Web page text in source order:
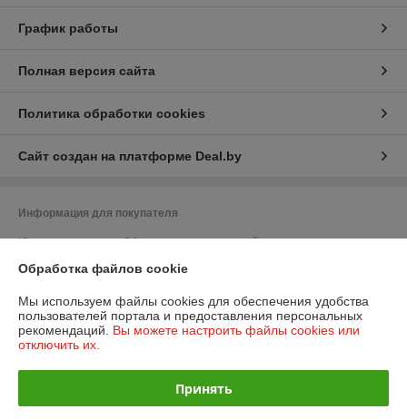
График работы
Полная версия сайта
Политика обработки cookies
Сайт создан на платформе Deal.by
Информация для покупателя
Юридическое лицо:Общество с ограниченной ответственностью
220036, Республика Беларусь, г. Минск, Бетонный проезд, дом 19а,
Регистрационный номер ЕГР: 193257545
УНП: 193257545
Регистрационный орган: Минский горисполком
Дата регистрации компании: 22.05.2019
Обработка файлов cookie
Мы используем файлы cookies для обеспечения удобства
пользователей портала и предоставления персональных
рекомендаций. Вы можете настроить файлы cookies или
отключить их.
Принять